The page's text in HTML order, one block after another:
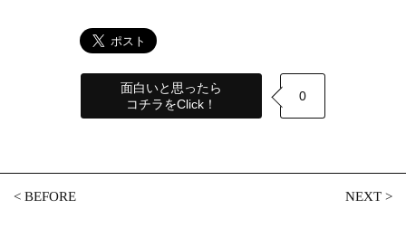
面白いと思ったら
コチラをClick！
0
<BEFORE NEXT>